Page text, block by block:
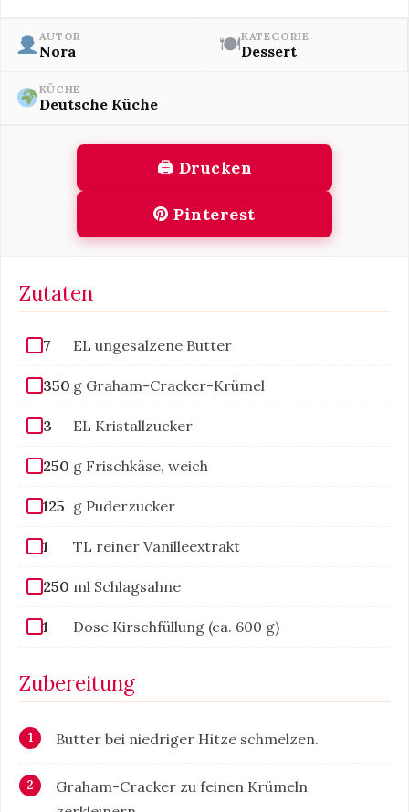
AUTOR
Nora 🍽KATEGORIE
Dessert
KÜCHE
Deutsche Küche
🖨 Drucken
Pinterest
Zutaten
7 EL ungesalzene Butter
350 g Graham-Cracker-Krümel
3 EL Kristallzucker
250 g Frischkäse, weich
125 g Puderzucker
1 TL reiner Vanilleextrakt
250 ml Schlagsahne
1 Dose Kirschfüllung (ca. 600 g)
Zubereitung
Butter bei niedriger Hitze schmelzen.
Graham-Cracker zu feinen Krümeln